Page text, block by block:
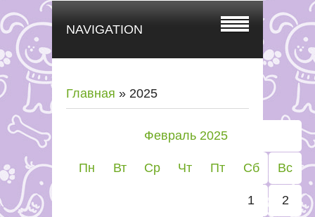
NAVIGATION
Главная » 2025
Февраль 2025
Пн Вт Ср Чт Пт Сб Вс
1 2